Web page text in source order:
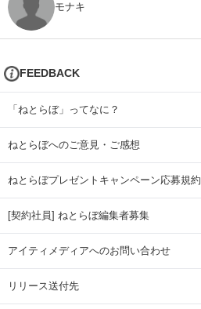
モナキ
FEEDBACK
「ねとらぼ」ってなに？
ねとらぼへのご意見・ご感想
ねとらぼプレゼントキャンペーン応募規約
[契約社員] ねとらぼ編集者募集
アイティメディアへのお問い合わせ
リリース送付先